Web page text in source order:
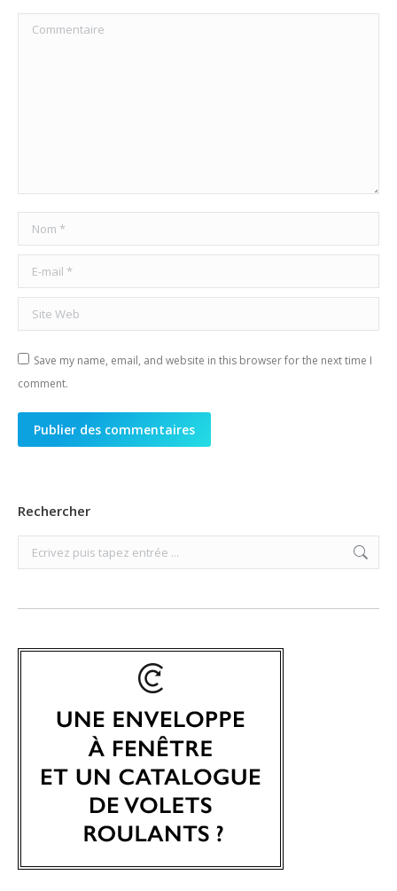
Commentaire
Nom *
E-mail *
Site Web
Save my name, email, and website in this browser for the next time I
comment.
Publier des commentaires
Rechercher
Search: